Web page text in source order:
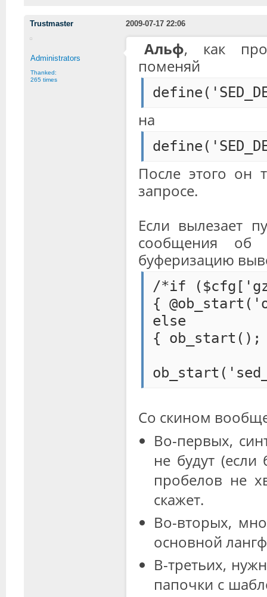
Trustmaster 2009-07-17 22:06
Administrators
Thanked:
265 times
Альф, как
поменяй
на
После этого он
запросе.
Если вылезает
сообщения об
буферизацию
/*if
{
else
{
Со скином
Во-первых,
не будут
пробелов не
скажет.
Во-вторых,
основной
В-третьих,
папочки с